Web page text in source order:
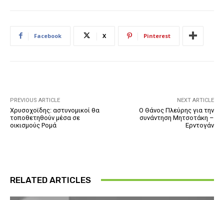
Facebook X Pinterest
PREVIOUS ARTICLE
Χρυσοχοϊδης: αστυνομικοί θα
τοποθετηθούν μέσα σε
οικισμούς Ρομά
NEXT ARTICLE
Ο Θάνος Πλεύρης για την
συνάντηση Μητσοτάκη –
Ερντογάν
RELATED ARTICLES